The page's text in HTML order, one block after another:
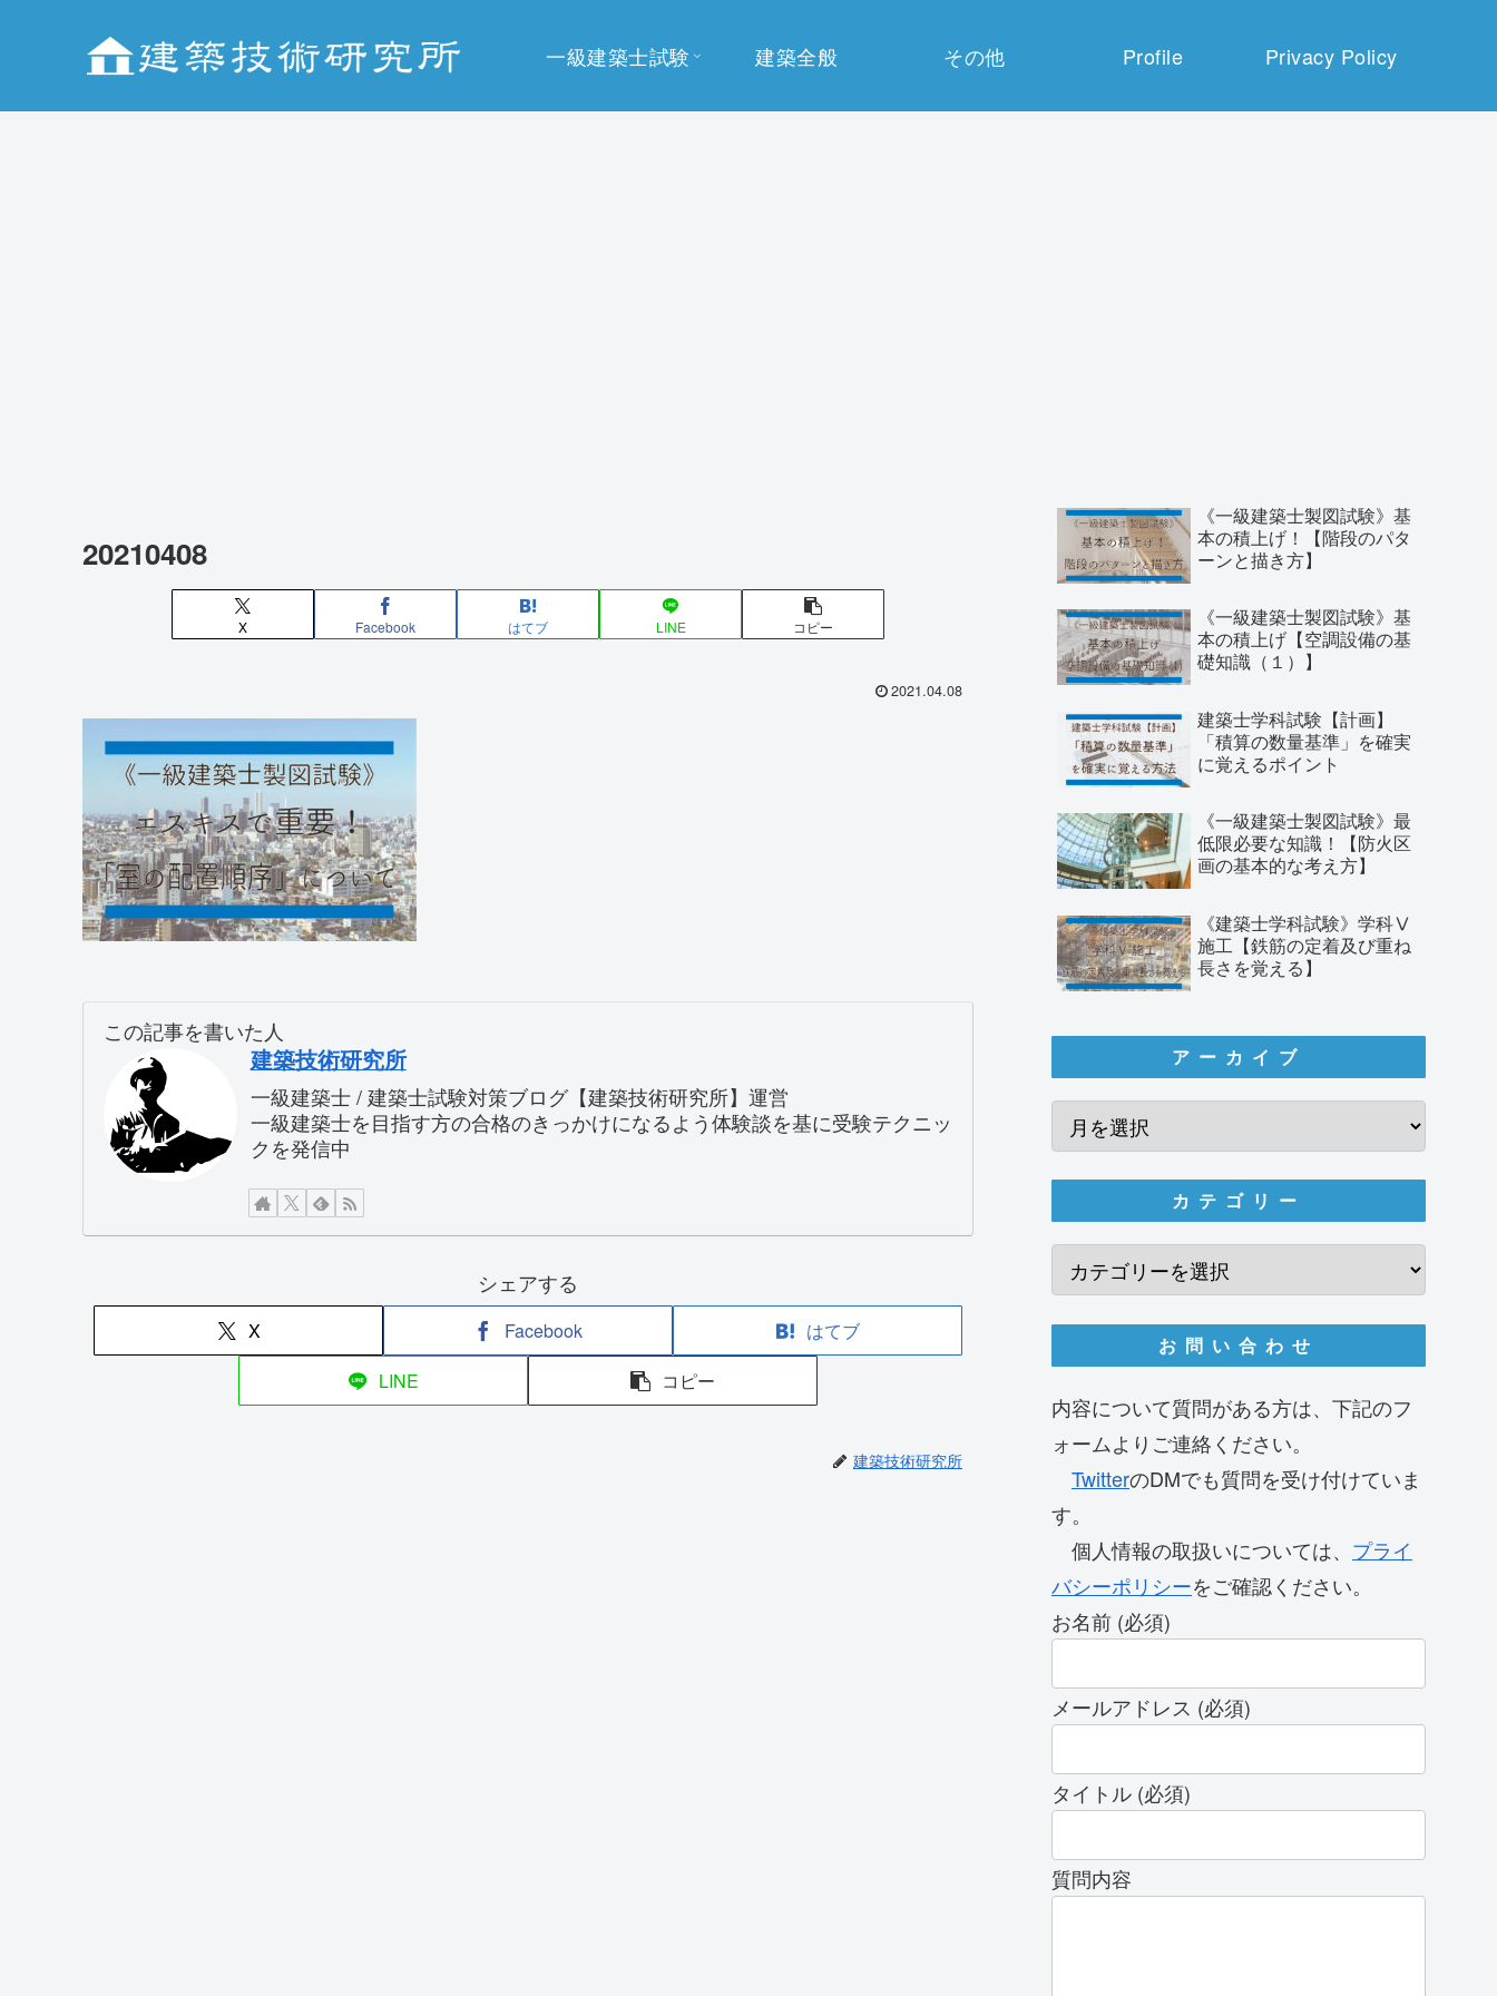
一級建築士試験 建築全般 その他 Profile Privacy Policy
20210408
X Facebook はてブ LINE コピー
2021.04.08
この記事を書いた人
建築技術研究所
一級建築士 / 建築士試験対策ブログ【建築技術研究所】運営
一級建築士を目指す方の合格のきっかけになるよう体験談を基に受験テクニッ
クを発信中
シェアする
X Facebook
はてブ
LINE
コピー
建築技術研究所
《一級建築士製図試験》基
本の積上げ！【階段のパタ
ーンと描き方】
《一級建築士製図試験》基
本の積上げ【空調設備の基
礎知識（１）】
建築士学科試験【計画】
「積算の数量基準」を確実
に覚えるポイント
《一級建築士製図試験》最
低限必要な知識！【防火区
画の基本的な考え方】
《建築士学科試験》学科Ⅴ
施工【鉄筋の定着及び重ね
長さを覚える】
アーカイブ
カテゴリー
お問い合わせ
内容について質問がある方は、下記のフ
ォームよりご連絡ください。
TwitterのDMでも質問を受け付けていま
す。
個人情報の取扱いについては、 プライ
バシーポリシーをご確認ください。
お名前 (必須)
メールアドレス (必須)
タイトル (必須)
質問内容